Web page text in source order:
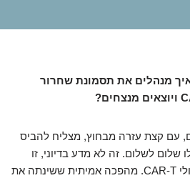
מנהלים את תסמונת שחרור
עם קצת עזרה מבחוץ, מצליח להביס
לשלום. זה לא מדע בדיוני, זו
המציאות המרתקת של טיפולי CAR-T. מהפכה אמיתית ששינתה את